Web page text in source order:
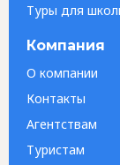
Туры для
Компания
О компании
Контакты
Агентствам
Туристам